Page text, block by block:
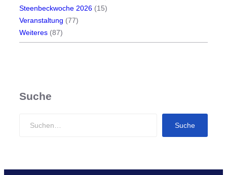
Steenbeckwoche 2026 (15)
Veranstaltung (77)
Weiteres (87)
Suche
c
Suche